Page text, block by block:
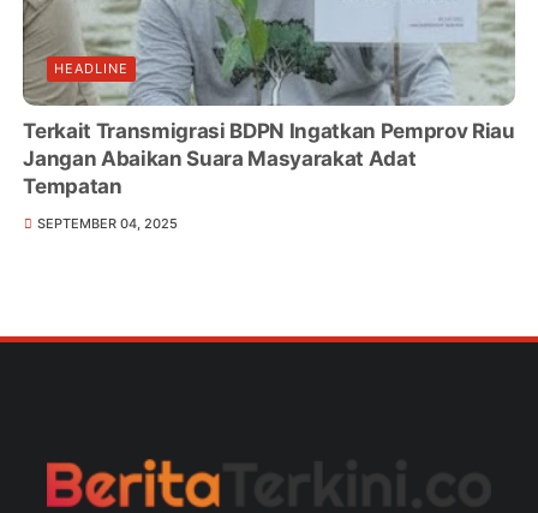
HEADLINE
Terkait Transmigrasi BDPN Ingatkan Pemprov Riau
Jangan Abaikan Suara Masyarakat Adat
Tempatan
SEPTEMBER 04, 2025